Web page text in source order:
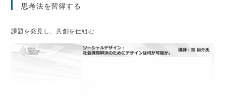
思考法を習得する
課題を発見し、共創を仕組む